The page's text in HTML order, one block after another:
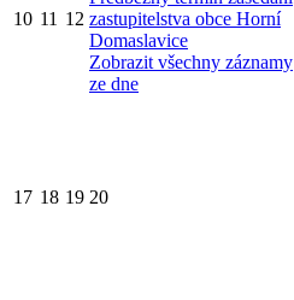
10 11 12 zastupitelstva obce Horní
Domaslavice
Zobrazit všechny záznamy
ze dne
17 18 19 20